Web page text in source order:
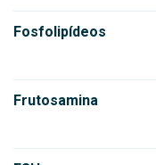
Fosfolipídeos
Frutosamina